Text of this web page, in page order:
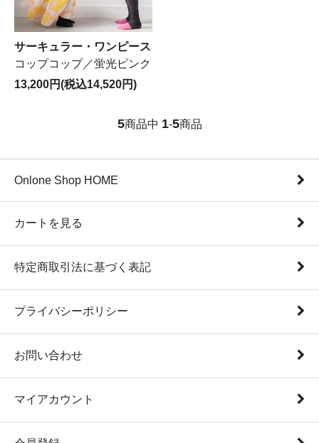
サーキュラー・ワンピース
コップコップ／蛍光ピンク
13,200円(税込14,520円)
5商品中 1-5商品
Onlone Shop HOME
カートを見る
特定商取引法に基づく表記
プライバシーポリシー
お問い合わせ
マイアカウント